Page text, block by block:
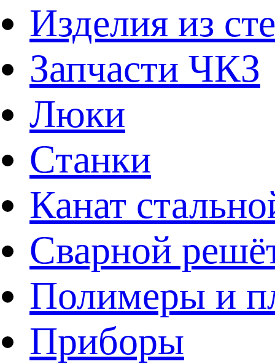
Изделия из
Запчасти ЧКЗ
Люки
Станки
Канат
Сварной
Полимеры и
Приборы